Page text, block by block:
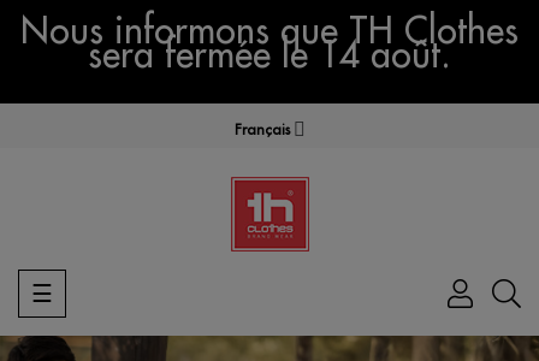
Nous informons que TH Clothes
sera fermée le 14 août.
Français
Basculer
la
navigation
☰